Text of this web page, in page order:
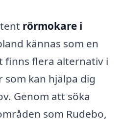
rörmokare i
kännas som en
finns flera alternativ i
kan hjälpa dig
Genom att söka
som Rudebo,